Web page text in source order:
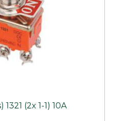
(2x 1-1) 10A